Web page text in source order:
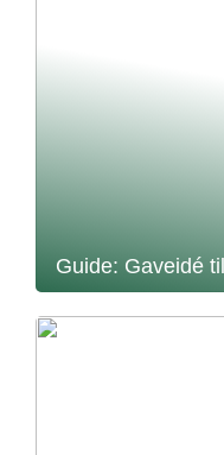
Guide: Gaveidé